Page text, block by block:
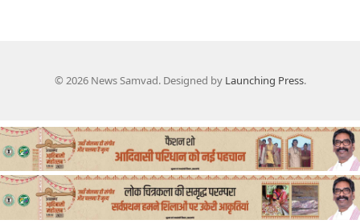
© 2026 News Samvad. Designed by Launching Press.